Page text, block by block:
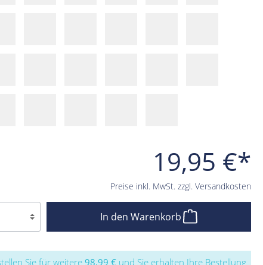
19,95 €*
Preise inkl. MwSt. zzgl. Versandkosten
In den Warenkorb
Sie für weitere 98,99 € und Sie erhalten Ihre Bestellung